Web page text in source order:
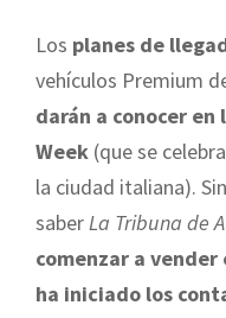
Los planes de
vehículos Premium
darán a conocer en
Week (que se
la ciudad italiana).
saberLa Tribuna de
comenzar a
ha iniciado los